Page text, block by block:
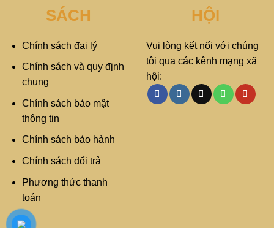
SÁCH
Chính sách đại lý
Chính sách và quy định
chung
Chính sách bảo mật
thông tin
Chính sách bảo hành
Chính sách đổi trả
Phương thức thanh
toán
HỘI
Vui lòng kết nối với chúng
tôi qua các kênh mạng xã
hội: